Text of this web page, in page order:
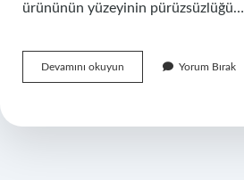
ürününün yüzeyinin pürüzsüzlüğü…
Devamını okuyun
Neden
Yorum Bırak